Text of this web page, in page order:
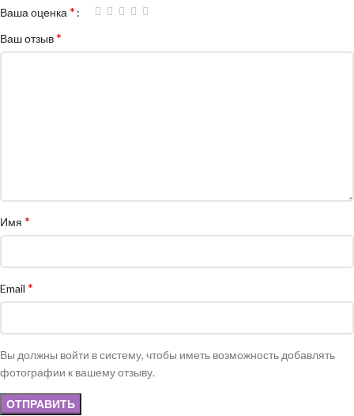
Ваша оценка *
Ваш отзыв*
Имя *
Email *
Вы должны войти в систему, чтобы иметь возможность добавлять
фотографии к вашему отзыву.